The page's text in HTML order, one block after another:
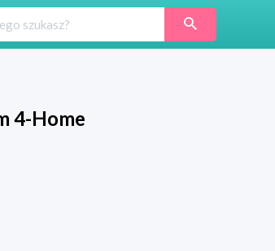
4-Home